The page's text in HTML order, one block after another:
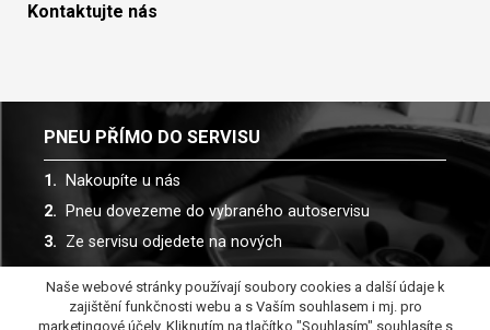
Kontaktujte nás
PNEU PŘÍMO DO SERVISU
Nakoupíte u nás
Pneu dovezeme do vybraného autoservisu
Ze servisu odjedete na nových
Spolupracujeme s více než 30 autoservisy
Naše webové stránky používají soubory cookies a další údaje k
zajištění funkčnosti webu a s Vaším souhlasem i mj. pro
marketingové účely. Kliknutím na tlačítko "Souhlasím" souhlasíte s